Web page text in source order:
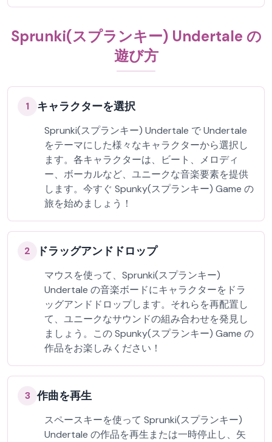
Sprunki(スプランキー) Undertale の
遊び方
1 キャラクターを選択
Sprunki(スプランキー) Undertale で Undertale
をテーマにした様々なキャラクターから選択し
ます。各キャラクターは、ビート、メロディ
ー、ボーカルなど、ユニークな音楽要素を提供
します。今すぐ Spunky(スプランキー) Game の
旅を始めましょう！
2 ドラッグアンドドロップ
マウスを使って、Sprunki(スプランキー)
Undertale の音楽ボードにキャラクターをドラ
ッグアンドドロップします。それらを再配置し
て、ユニークなサウンドの組み合わせを発見し
ましょう。この Spunky(スプランキー) Game の
作品をお楽しみください！
3 作曲を再生
スペースキーを使って Sprunki(スプランキー)
Undertale の作品を再生または一時停止し、矢